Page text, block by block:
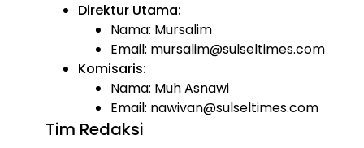
Direktur Utama:
Nama: Mursalim
Email: mursalim@sulseltimes.com
Komisaris:
Nama: Muh Asnawi
Email: nawivan@sulseltimes.com
Tim Redaksi